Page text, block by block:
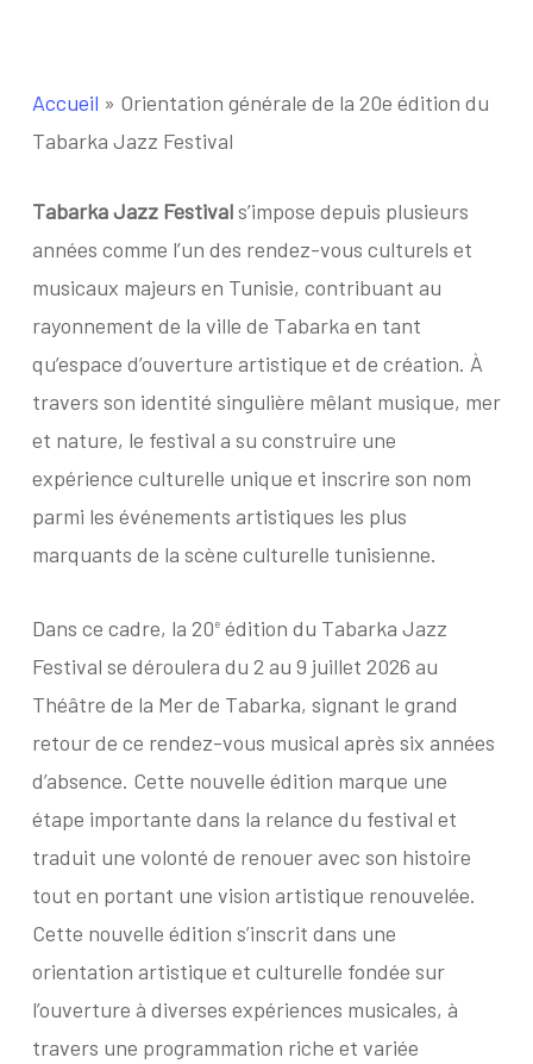
Accueil » Orientation générale de la 20e édition du
Tabarka Jazz Festival
Tabarka Jazz Festivals’impose depuis plusieurs
années comme l’un des rendez-vous culturels et
musicaux majeurs en Tunisie, contribuant au
rayonnement de la ville de Tabarka en tant
qu’espace d’ouverture artistique et de création. À
travers son identité singulière mêlant musique, mer
et nature, le festival a su construire une
expérience culturelle unique et inscrire son nom
parmi les événements artistiques les plus
marquants de la scène culturelle tunisienne.
Dans ce cadre, la 20eédition du Tabarka Jazz
Festival se déroulera du 2 au 9 juillet 2026 au
Théâtre de la Mer de Tabarka, signant le grand
retour de ce rendez-vous musical après six années
d’absence. Cette nouvelle édition marque une
étape importante dans la relance du festival et
traduit une volonté de renouer avec son histoire
tout en portant une vision artistique renouvelée.
Cette nouvelle édition s’inscrit dans une
orientation artistique et culturelle fondée sur
l’ouverture à diverses expériences musicales, à
travers une programmation riche et variée